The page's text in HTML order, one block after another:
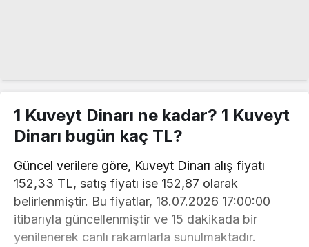
1 Kuveyt Dinarı ne kadar? 1 Kuveyt
Dinarı bugün kaç TL?
Güncel verilere göre, Kuveyt Dinarı alış fiyatı
152,33 TL, satış fiyatı ise 152,87 olarak
belirlenmiştir. Bu fiyatlar, 18.07.2026 17:00:00
itibarıyla güncellenmiştir ve 15 dakikada bir
yenilenerek canlı rakamlarla sunulmaktadır.